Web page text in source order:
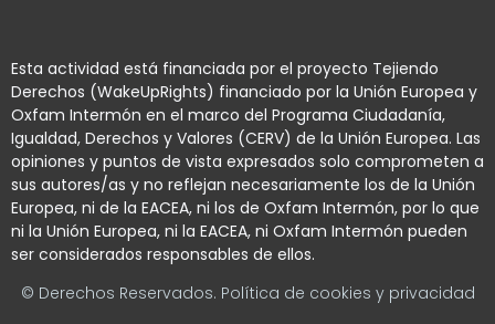
Esta actividad está financiada por el proyecto Tejiendo
Derechos (WakeUpRights) financiado por la Unión Europea y
Oxfam Intermón en el marco del Programa Ciudadanía,
Igualdad, Derechos y Valores (CERV) de la Unión Europea. Las
opiniones y puntos de vista expresados solo comprometen a
sus autores/as y no reflejan necesariamente los de la Unión
Europea, ni de la EACEA, ni los de Oxfam Intermón, por lo que
ni la Unión Europea, ni la EACEA, ni Oxfam Intermón pueden
ser considerados responsables de ellos.
© Derechos Reservados. Política de cookies y privacidad